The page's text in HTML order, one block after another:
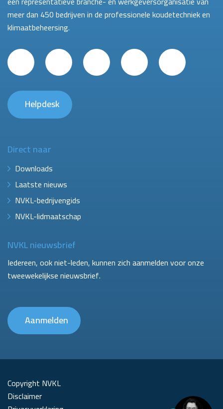
meer dan 450 bedrijven in de professionele koudetechniek en
klimaatbeheersing.
Helpdesk
Direct naar
Downloads
Laatste nieuws
NVKL-bedrijvengids
NVKL-lidmaatschap
NVKL nieuwsbrief
Iedereen, ook niet-leden, kunnen zich aanmelden voor onze
tweewekelijkse nieuwsbrief.
Aanmelden
Copyright NVKL
Disclaimer